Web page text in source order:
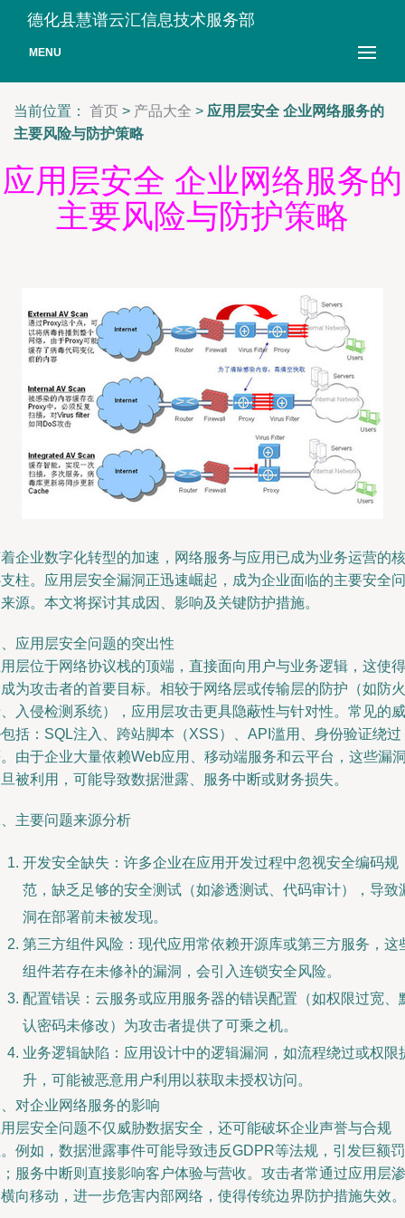
德化县慧谱云汇信息技术服务部
MENU
当前位置： 首页 > 产品大全 > 应用层安全 企业网络服务的
主要风险与防护策略
应用层安全 企业网络服务的
主要风险与防护策略
企业数字化转型的加速，网络服务与应用已成为业务运营的核
柱。应用层安全漏洞正迅速崛起，成为企业面临的主要安全问
源。本文将探讨其成因、影响及关键防护措施。
应用层安全问题的突出性
层位于网络协议栈的顶端，直接面向用户与业务逻辑，这使得
为攻击者的首要目标。相较于网络层或传输层的防护（如防火
入侵检测系统），应用层攻击更具隐蔽性与针对性。常见的威
括：SQL注入、跨站脚本（XSS）、API滥用、身份验证绕过
由于企业大量依赖Web应用、移动端服务和云平台，这些漏
被利用，可能导致数据泄露、服务中断或财务损失。
主要问题来源分析
开发安全缺失：许多企业在应用开发过程中忽视安全编码规
范，缺乏足够的安全测试（如渗透测试、代码审计），导致
洞在部署前未被发现。
第三方组件风险：现代应用常依赖开源库或第三方服务，这
组件若存在未修补的漏洞，会引入连锁安全风险。
配置错误：云服务或应用服务器的错误配置（如权限过宽、
认密码未修改）为攻击者提供了可乘之机。
业务逻辑缺陷：应用设计中的逻辑漏洞，如流程绕过或权限
升，可能被恶意用户利用以获取未授权访问。
对企业网络服务的影响
层安全问题不仅威胁数据安全，还可能破坏企业声誉与合规
例如，数据泄露事件可能导致违反GDPR等法规，引发巨额罚
服务中断则直接影响客户体验与营收。攻击者常通过应用层渗
向移动，进一步危害内部网络，使得传统边界防护措施失效。